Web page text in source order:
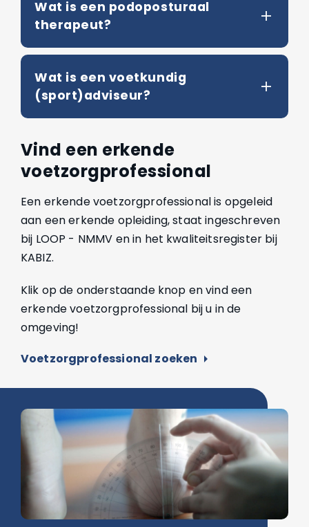
Wat is een podoposturaal
therapeut?
Wat is een voetkundig
(sport)adviseur?
Vind een erkende
voetzorgprofessional
Een erkende voetzorgprofessional is opgeleid
aan een erkende opleiding, staat ingeschreven
bij LOOP - NMMV en in het kwaliteitsregister bij
KABIZ.
Klik op de onderstaande knop en vind een
erkende voetzorgprofessional bij u in de
omgeving!
Voetzorgprofessional zoeken arrow_right